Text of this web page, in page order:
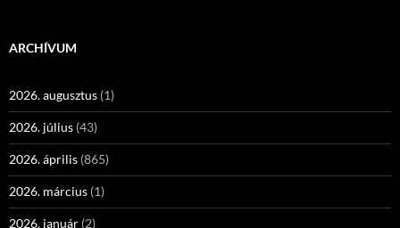
ARCHÍVUM
2026. augusztus (1)
2026. július (43)
2026. április (865)
2026. március (1)
2026. január (2)